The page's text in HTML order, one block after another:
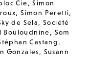
Cie,Simon
,Simon Peretti,
de Sela,Société
Bouloudnine, Som
Castang,
Gonzales, Susann